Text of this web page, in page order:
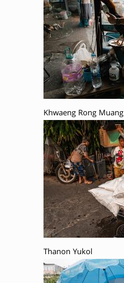
Khwaeng Rong Muang
Thanon Yukol